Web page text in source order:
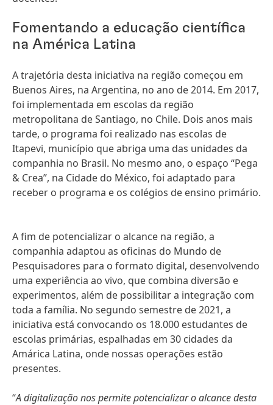
Fomentando a educação científica
na América Latina
A trajetória desta iniciativa na região começou em
Buenos Aires, na Argentina, no ano de 2014. Em 2017,
foi implementada em escolas da região
metropolitana de Santiago, no Chile. Dois anos mais
tarde, o programa foi realizado nas escolas de
Itapevi, município que abriga uma das unidades da
companhia no Brasil. No mesmo ano, o espaço “Pega
& Crea”, na Cidade do México, foi adaptado para
receber o programa e os colégios de ensino primário.
A fim de potencializar o alcance na região, a
companhia adaptou as oficinas do Mundo de
Pesquisadores para o formato digital, desenvolvendo
uma experiência ao vivo, que combina diversão e
experimentos, além de possibilitar a integração com
toda a família. No segundo semestre de 2021, a
iniciativa está convocando os 18.000 estudantes de
escolas primárias, espalhadas em 30 cidades da
Amárica Latina, onde nossas operações estão
presentes.
“A digitalização nos permite potencializar o alcance desta